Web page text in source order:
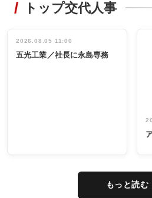
非鉄業界で
インタビュ
ー／社内ア
タックトレー
祝う 業界関
係者ら220人
出席
トップ交代人事
2026.08.05 11:00
五光工業／社長に永島専務
もっと読む